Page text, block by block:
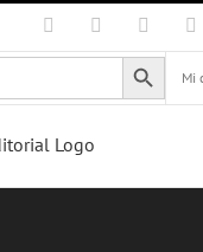
Facebook
Botón de búsqueda
Mi